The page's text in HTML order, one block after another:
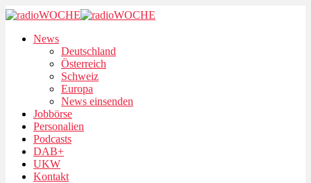
News
Deutschland
Österreich
Schweiz
Europa
News einsenden
Jobbörse
Personalien
Podcasts
DAB+
UKW
Kontakt